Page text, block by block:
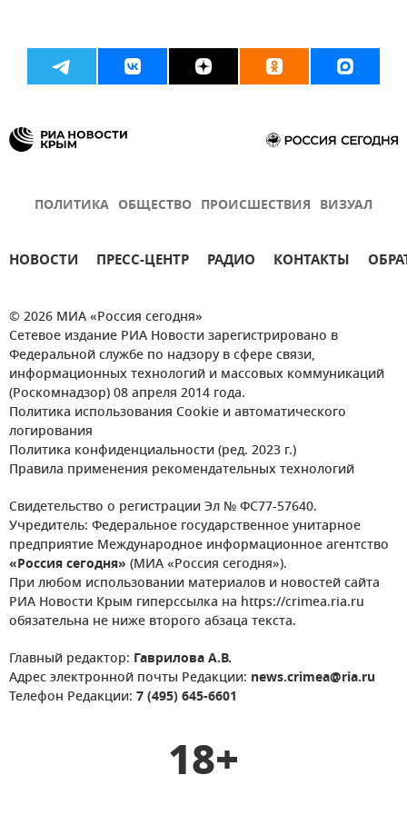
ПОЛИТИКА ОБЩЕСТВО ПРОИСШЕСТВИЯ ВИЗУАЛ
НОВОСТИ ПРЕСС-ЦЕНТР РАДИО КОНТАКТЫ
© 2026 МИА «Россия сегодня»
Сетевое издание РИА Новости зарегистрировано в
Федеральной службе по надзору в сфере связи,
информационных технологий и массовых коммуникаций
(Роскомнадзор) 08 апреля 2014 года.
Политика использования Cookie и автоматического
логирования
Политика конфиденциальности (ред. 2023 г.)
Правила применения рекомендательных технологий
Свидетельство о регистрации Эл № ФС77-57640.
Учредитель: Федеральное государственное унитарное
предприятие Международное информационное агентство
«Россия сегодня» (МИА «Россия сегодня»).
При любом использовании материалов и новостей сайта
РИА Новости Крым гиперссылка на https://crimea.ria.ru
обязательна не ниже второго абзаца текста.
Главный редактор: Гаврилова А.В.
Адрес электронной почты Редакции: news.crimea@ria.ru
Телефон Редакции: 7 (495) 645-6601
18+